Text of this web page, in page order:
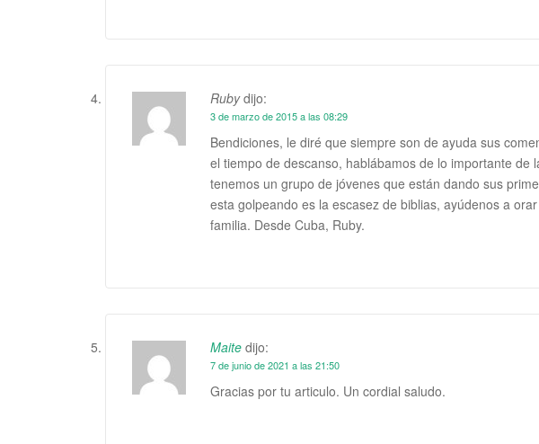
Ruby dijo:
3 de marzo de 2015 a las 08:29
Bendiciones, le diré que siempre son de ayuda sus
el tiempo de descanso, hablábamos de lo importante de
tenemos un grupo de jóvenes que están dando sus
esta golpeando es la escasez de biblias, ayúdenos a
familia. Desde Cuba, Ruby.
Maite dijo:
7 de junio de 2021 a las 21:50
Gracias por tu articulo. Un cordial saludo.